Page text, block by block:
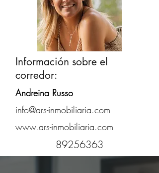
Información sobre el
corredor:
Andreina Russo
info@ars-inmobiliaria.com
www.ars-inmobiliaria.com
89256363